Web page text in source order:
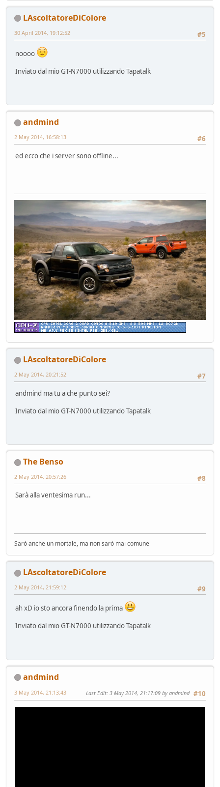
LAscoltatoreDiColore
#5
30 April 2014, 19:12:52
noooo
Inviato dal mio GT-N7000 utilizzando Tapatalk
andmind
#6
2 May 2014, 16:58:13
ed ecco che i server sono offline...
LAscoltatoreDiColore
#7
2 May 2014, 20:21:52
andmind ma tu a che punto sei?
Inviato dal mio GT-N7000 utilizzando Tapatalk
The Benso
#8
2 May 2014, 20:57:26
Sarà alla ventesima run...
Sarò anche un mortale, ma non sarò mai comune
LAscoltatoreDiColore
#9
2 May 2014, 21:59:12
ah xD io sto ancora finendo la prima
Inviato dal mio GT-N7000 utilizzando Tapatalk
andmind
#10
3 May 2014, 21:13:43 Last Edit: 3 May 2014, 21:17:09 by andmind